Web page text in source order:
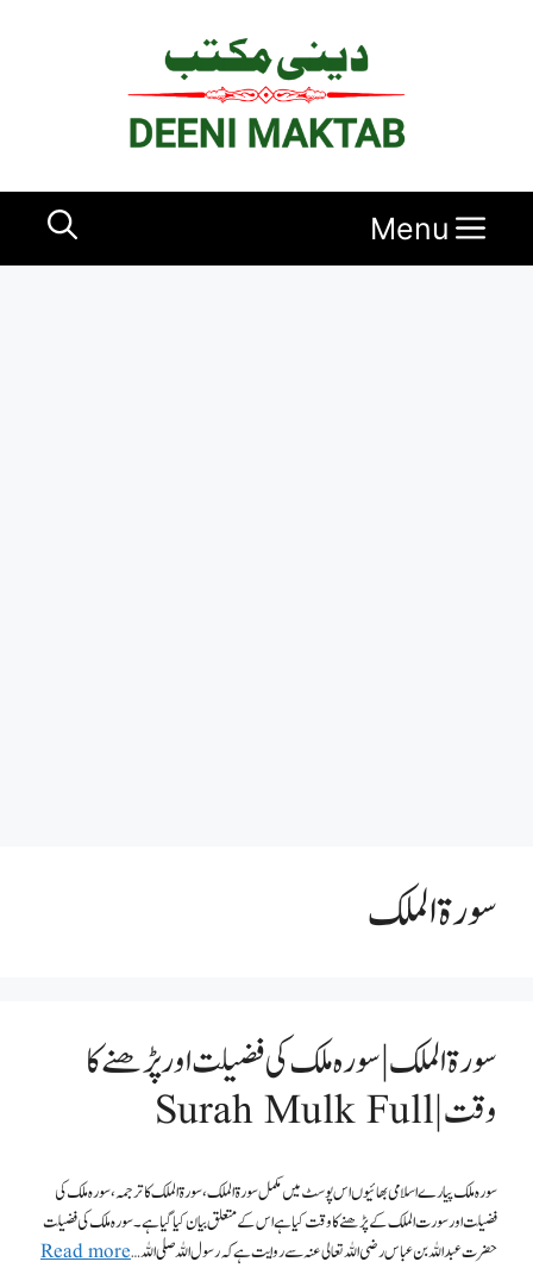
Menu
سورۃ الملک
سورۃ الملک | سورہ ملک کی فضیلت اور پڑھنے کا
وقت | Surah Mulk Full
سورہ ملک پیارے اسلامی بھائیوں اس پوسٹ میں مکمل سورة الملك، سورة الملک کا ترجمہ، سورہ ملک کی
فضیلت اور سورت الملک کے پڑھنے کا وقت کیا ہے اس کے متعلق بیان کیا گیا ہے۔ سورہ ملک کی فضیلت
حضرت عبداللہ بن عباس رضی اللہ تعالی عنہ سے روایت ہے کہ رسول اللہ صلی اللہ …Read more